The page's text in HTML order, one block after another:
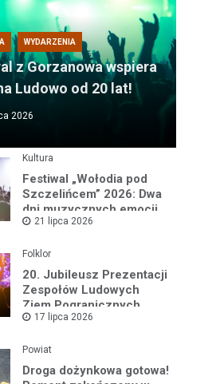
WYDARZENIA
z Gorzanowa wspiera
Ludowo od 20 lat!
2026
Kultura
Festiwal „Wołodia pod
Szczelińcem” 2026: Dwa
dni muzycznych emocji
w sercu Gór Stołowych!
21 lipca 2026
Folklor
20. Jubileusz Prezentacji
Zespołów Ludowych
Ziem Pogranicznych
„Róża Kłodzka” za nami!
17 lipca 2026
Powiat
Droga dożynkowa gotowa!